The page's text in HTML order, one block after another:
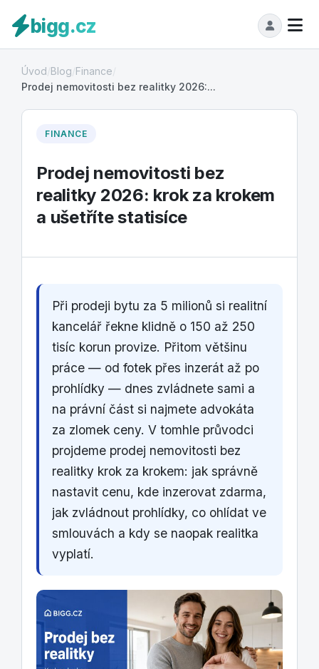
bigg.cz
Úvod Blog Finance
Prodej nemovitosti bez realitky 2026:...
FINANCE
Prodej nemovitosti bez
realitky 2026: krok za krokem
a ušetříte statisíce
Při prodeji bytu za 5 milionů si realitní
kancelář řekne klidně o 150 až 250
tisíc korun provize. Přitom většinu
práce — od fotek přes inzerát až po
prohlídky — dnes zvládnete sami a
na právní část si najmete advokáta
za zlomek ceny. V tomhle průvodci
projdeme prodej nemovitosti bez
realitky krok za krokem: jak správně
nastavit cenu, kde inzerovat zdarma,
jak zvládnout prohlídky, co ohlídat ve
smlouvách a kdy se naopak realitka
vyplatí.